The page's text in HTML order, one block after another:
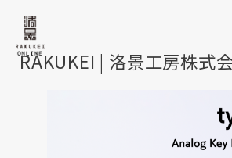
RAKUKEI | 洛景工房株式